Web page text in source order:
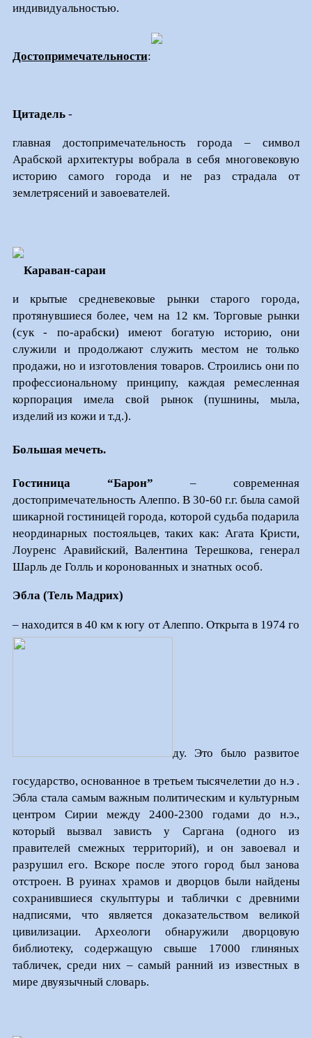
индивидуальностью.
Достопримечательности:
Цитадель-
главная достопримечательность города – символ
Арабской архитектуры вобрала в себя многовековую
историю самого города и не раз страдала от
землетрясений и завоевателей.
Караван-сараи
и крытые средневековые рынки старого города,
протянувшиеся более, чем на 12 км. Торговые рынки
(сук - по-арабски) имеют богатую историю, они
служили и продолжают служить местом не только
продажи, но и изготовления товаров. Строились они по
профессиональному принципу, каждая ремесленная
корпорация имела свой рынок (пушнины, мыла,
изделий из кожи и т.д.).
Большая мечеть.
Гостиница “Барон” – современная
достопримечательность Алеппо. В 30-60 г.г. была самой
шикарной гостиницей города, которой судьба подарила
неординарных постояльцев, таких как: Агата Кристи,
Лоуренс Аравийский, Валентина Терешкова, генерал
Шарль де Голль и коронованных и знатных особ.
Эбла (Тель Мадрих)
– находится в 40 км к югу от Алеппо. Открыта в 1974 го
ду. Это было развитое
государство, основанное в третьем тысячелетии до н.э .
Эбла стала самым важным политическим и культурным
центром Сирии между 2400-2300 годами до н.э.,
который вызвал зависть у Саргана (одного из
правителей смежных территорий), и он завоевал и
разрушил его. Вскоре после этого город был занова
отстроен. В руинах храмов и дворцов были найдены
сохранившиеся скульптуры и таблички с древними
надписями, что является доказательством великой
цивилизации. Археологи обнаружили дворцовую
библиотеку, содержащую свыше 17000 глиняных
табличек, среди них – самый ранний из известных в
мире двуязычный словарь.